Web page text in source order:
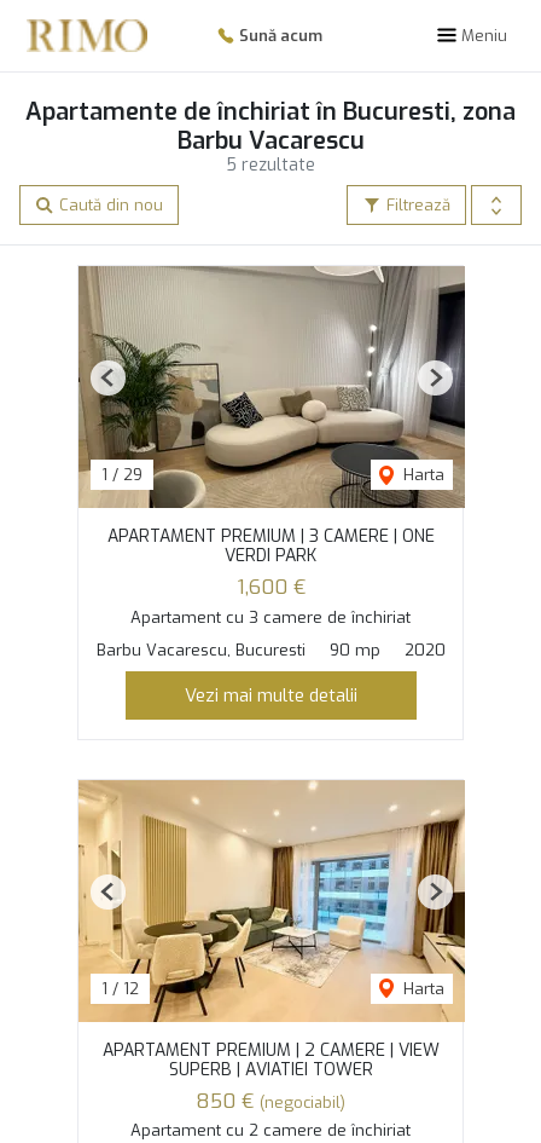
Sună acum Meniu
5 rezultate
Apartamente de închiriat în Bucuresti, zona
Barbu Vacarescu
Filtrează
Caută din nou
1 / 29 Harta
Previous Next
APARTAMENT PREMIUM | 3 CAMERE | ONE
VERDI PARK
1,600 €
Apartament cu 3 camere de închiriat
Barbu Vacarescu, Bucuresti
90 mp 2020
Vezi mai multe detalii
1 / 12 Harta
Previous Next
APARTAMENT PREMIUM | 2 CAMERE | VIEW
SUPERB | AVIATIEI TOWER
850 € (negociabil)
Apartament cu 2 camere de închiriat